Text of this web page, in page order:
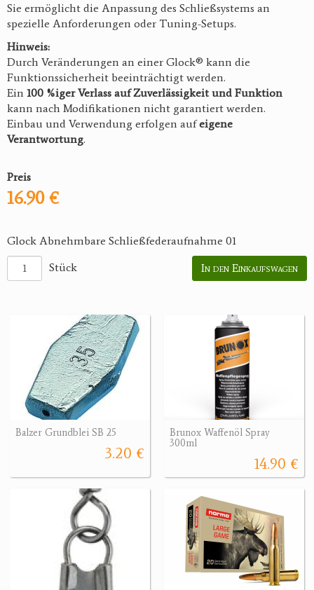
Sie ermöglicht die Anpassung des Schließsystems an
spezielle Anforderungen oder Tuning-Setups.
Hinweis:
Durch Veränderungen an einer Glock® kann die
Funktionssicherheit beeinträchtigt werden.
Ein 100 %iger Verlass auf Zuverlässigkeit und Funktion
kann nach Modifikationen nicht garantiert werden.
Einbau und Verwendung erfolgen aufeigene
Verantwortung.
Preis
16.90 €
Glock Abnehmbare Schließfederaufnahme 01
Stück
In den Einkaufswagen
Balzer Grundblei SB 25
3.20 €
Brunox Waffenöl Spray
300ml
14.90 €